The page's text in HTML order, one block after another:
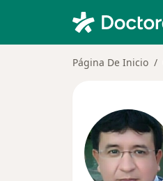
Página De Inicio